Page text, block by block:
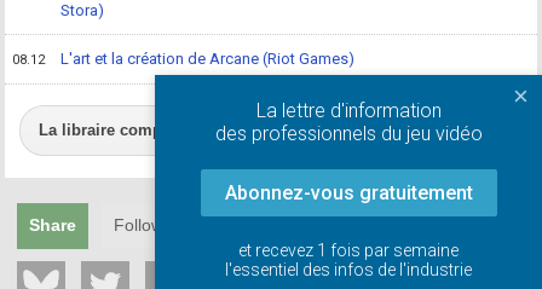
Stora)
08.12 L'art et la création de Arcane (Riot Games)
La libraire complète
Share Follow
×
La lettre d'information
des professionnels du jeu vidéo
Abonnez-vous gratuitement
et recevez 1 fois par semaine
l'essentiel des infos de l'industrie